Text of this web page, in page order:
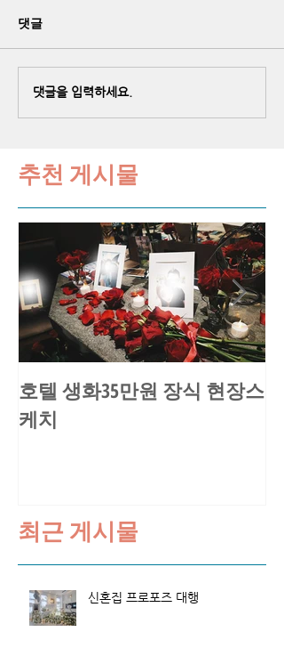
댓글
댓글을 입력하세요.
추천 게시물
호텔 생화35만원 장식 현장스
케치
최근 게시물
신혼집 프로포즈 대행